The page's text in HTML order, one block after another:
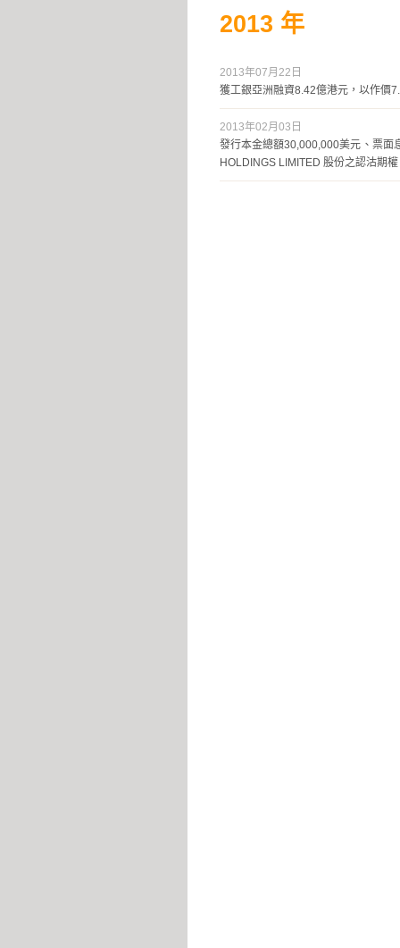
2013 年
2013年07月22日
獲工銀亞洲融資8.42億港元，以作價
2013年02月03日
發行本金總額30,000,000美元、票面
HOLDINGS LIMITED 股份之認沽期權